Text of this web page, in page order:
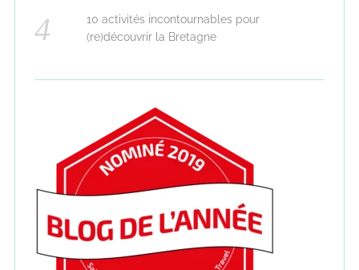
10 activités incontournables pour
(re)découvrir la Bretagne